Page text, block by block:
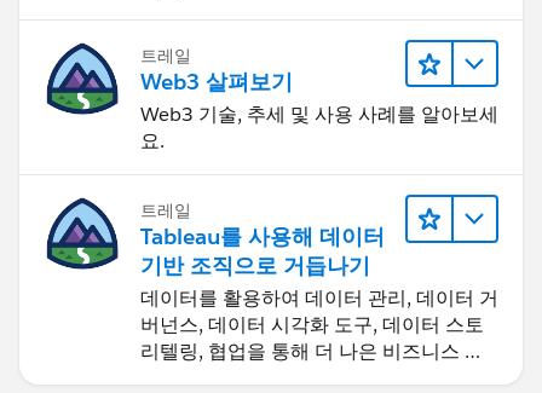
트레일
Web3 살펴보기
Web3 기술, 추세 및 사용 사례를 알아보세
요.
트레일
Tableau를 사용해 데이터
기반 조직으로 거듭나기
데이터를 활용하여 데이터 관리, 데이터 거
버넌스, 데이터 시각화 도구, 데이터 스토
리텔링, 협업을 통해 더 나은 비즈니스 성
과를 달성하세요.